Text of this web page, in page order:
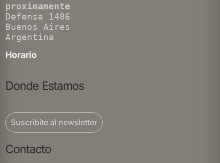
proximamente
Defensa 1486
Buenos Aires
Argentina
Horario
Donde Estamos
Suscribite al newsletter
Contacto